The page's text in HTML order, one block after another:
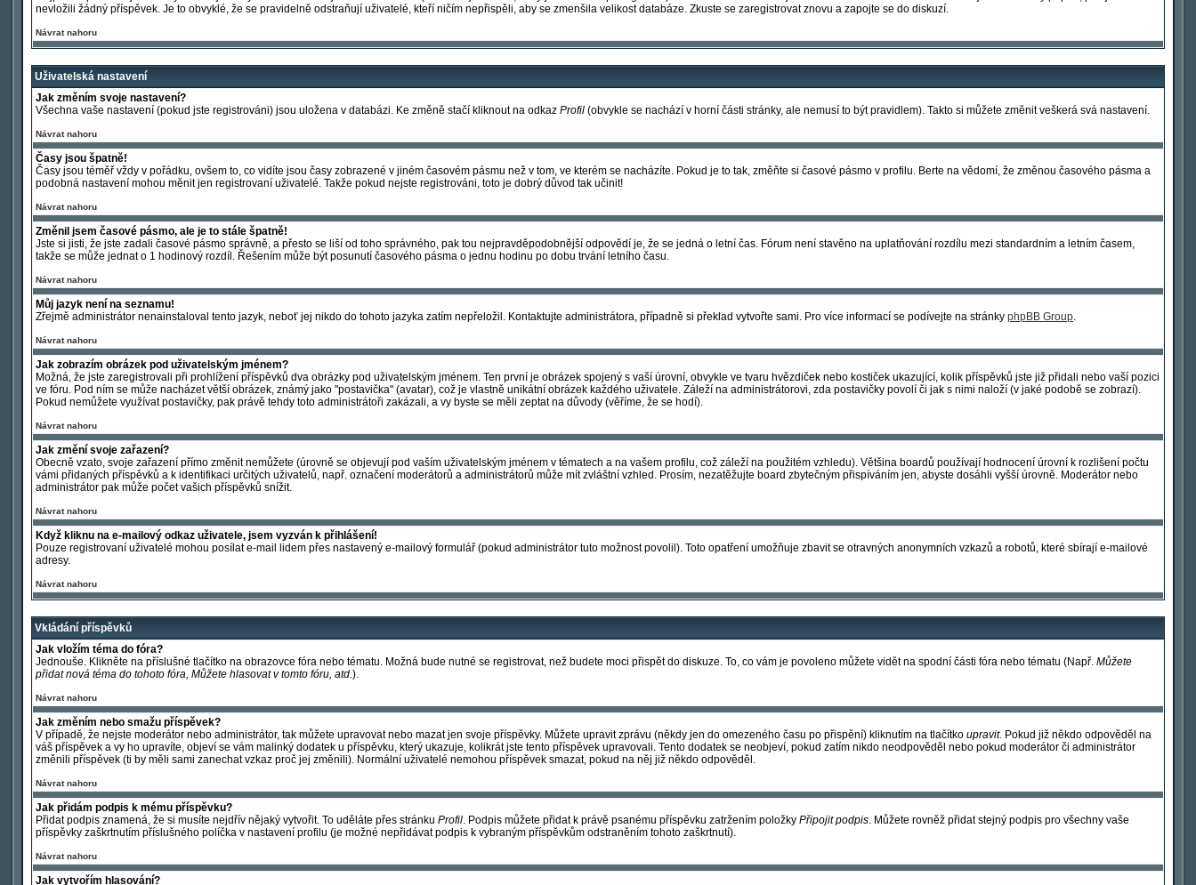
nevložili žádný příspěvek. Je to obvyklé, že se pravidelně odstraňují uživatelé, kteří ničím nepřispěli, aby se zmenšila velikost databáze. Zkuste se zaregistrovat znovu a zapojte se do diskuzí.
Návrat nahoru
Uživatelská nastavení
Jak změním svoje nastavení?
Všechna vaše nastavení (pokud jste registrováni) jsou uložena v databázi. Ke změně stačí kliknout na odkaz Profil (obvykle se nachází v horní části stránky, ale nemusí to být pravidlem). Takto si můžete změnit veškerá svá nastavení.
Návrat nahoru
Časy jsou špatně!
Časy jsou téměř vždy v pořádku, ovšem to, co vidíte jsou časy zobrazené v jiném časovém pásmu než v tom, ve kterém se nacházíte. Pokud je to tak, změňte si časové pásmo v profilu. Berte na vědomí, že změnou časového pásma a
podobná nastavení mohou měnit jen registrovaní uživatelé. Takže pokud nejste registrováni, toto je dobrý důvod tak učinit!
Návrat nahoru
Změnil jsem časové pásmo, ale je to stále špatně!
Jste si jisti, že jste zadali časové pásmo správně, a přesto se liší od toho správného, pak tou nejpravděpodobnější odpovědí je, že se jedná o letní čas. Fórum není stavěno na uplatňování rozdílu mezi standardním a letním časem,
takže se může jednat o 1 hodinový rozdíl. Řešením může být posunutí časového pásma o jednu hodinu po dobu trvání letního času.
Návrat nahoru
Můj jazyk není na seznamu!
Zřejmě administrátor nenainstaloval tento jazyk, neboť jej nikdo do tohoto jazyka zatím nepřeložil. Kontaktujte administrátora, případně si překlad vytvořte sami. Pro více informací se podívejte na stránky phpBB Group.
Návrat nahoru
Jak zobrazím obrázek pod uživatelským jménem?
Možná, že jste zaregistrovali při prohlížení příspěvků dva obrázky pod uživatelským jménem. Ten první je obrázek spojený s vaší úrovní, obvykle ve tvaru hvězdiček nebo kostiček ukazující, kolik příspěvků jste již přidali nebo vaší pozici
ve fóru. Pod ním se může nacházet větší obrázek, známý jako "postavička" (avatar), což je vlastně unikátní obrázek každého uživatele. Záleží na administrátorovi, zda postavičky povolí či jak s nimi naloží (v jaké podobě se zobrazí).
Pokud nemůžete využívat postavičky, pak právě tehdy toto administrátoři zakázali, a vy byste se měli zeptat na důvody (věříme, že se hodí).
Návrat nahoru
Jak změní svoje zařazení?
Obecně vzato, svoje zařazení přímo změnit nemůžete (úrovně se objevují pod vaším uživatelským jménem v tématech a na vašem profilu, což záleží na použitém vzhledu). Většina boardů používají hodnocení úrovní k rozlišení počtu
vámi přidaných příspěvků a k identifikaci určitých uživatelů, např. označení moderátorů a administrátorů může mít zvláštní vzhled. Prosím, nezatěžujte board zbytečným přispíváním jen, abyste dosáhli vyšší úrovně. Moderátor nebo
administrátor pak může počet vašich příspěvků snížit.
Návrat nahoru
Když kliknu na e-mailový odkaz uživatele, jsem vyzván k přihlášení!
Pouze registrovaní uživatelé mohou posílat e-mail lidem přes nastavený e-mailový formulář (pokud administrátor tuto možnost povolil). Toto opatření umožňuje zbavit se otravných anonymních vzkazů a robotů, které sbírají e-mailové
adresy.
Návrat nahoru
Vkládání příspěvků
Jak vložím téma do fóra?
Jednouše. Klikněte na příslušné tlačítko na obrazovce fóra nebo tématu. Možná bude nutné se registrovat, než budete moci přispět do diskuze. To, co vám je povoleno můžete vidět na spodní části fóra nebo tématu (Např. Můžete
přidat nová téma do tohoto fóra, Můžete hlasovat v tomto fóru, atd.).
Návrat nahoru
Jak změním nebo smažu příspěvek?
V případě, že nejste moderátor nebo administrátor, tak můžete upravovat nebo mazat jen svoje příspěvky. Můžete upravit zprávu (někdy jen do omezeného času po přispění) kliknutím na tlačítko upravit. Pokud již někdo odpověděl na
váš příspěvek a vy ho upravíte, objeví se vám malinký dodatek u příspěvku, který ukazuje, kolikrát jste tento příspěvek upravovali. Tento dodatek se neobjeví, pokud zatím nikdo neodpověděl nebo pokud moderátor či administrátor
změnili příspěvek (ti by měli sami zanechat vzkaz proč jej změnili). Normální uživatelé nemohou příspěvek smazat, pokud na něj již někdo odpověděl.
Návrat nahoru
Jak přidám podpis k mému příspěvku?
Přidat podpis znamená, že si musíte nejdřív nějaký vytvořit. To uděláte přes stránku Profil. Podpis můžete přidat k právě psanému příspěvku zatržením položky Připojit podpis. Můžete rovněž přidat stejný podpis pro všechny vaše
příspěvky zaškrtnutím příslušného políčka v nastavení profilu (je možné nepřidávat podpis k vybraným příspěvkům odstraněním tohoto zaškrtnutí).
Návrat nahoru
Jak vytvořím hlasování?